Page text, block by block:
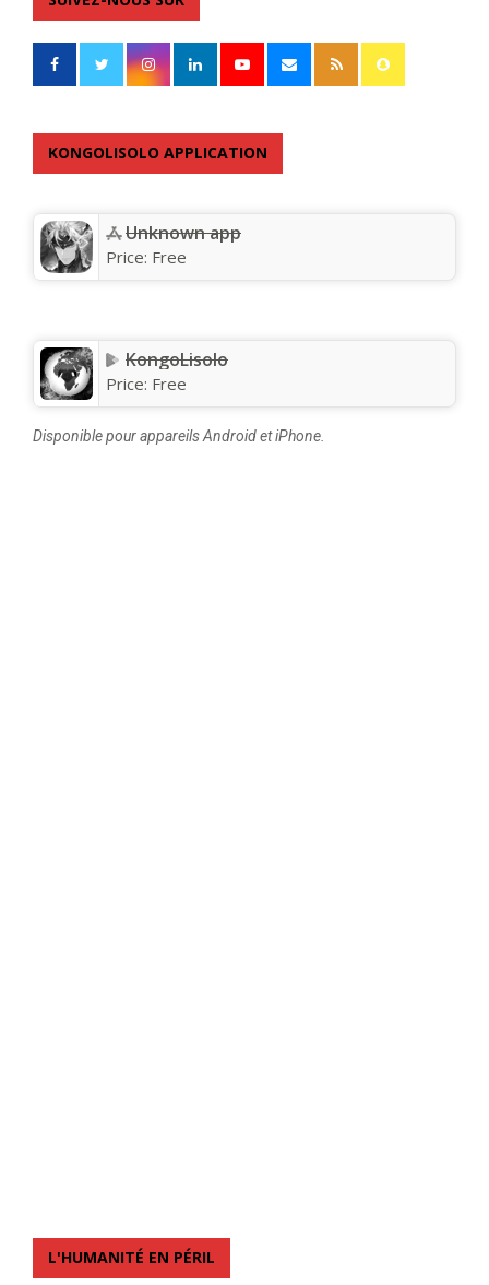
KONGOLISOLO APPLICATION
Unknown app
Price: Free
KongoLisolo
Price: Free
Disponible pour appareils Android et iPhone.
L'HUMANITÉ EN PÉRIL